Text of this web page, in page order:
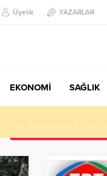
Üyelik YAZARLAR
EKONOMİ SAĞLIK